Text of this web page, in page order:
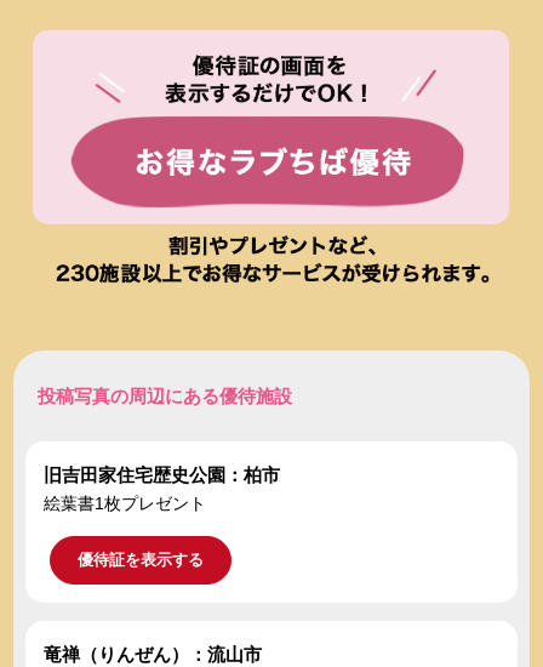
投稿写真の周辺にある優待施設
旧吉田家住宅歴史公園：柏市
絵葉書1枚プレゼント
優待証を表示する
竜禅（りんぜん）：流山市